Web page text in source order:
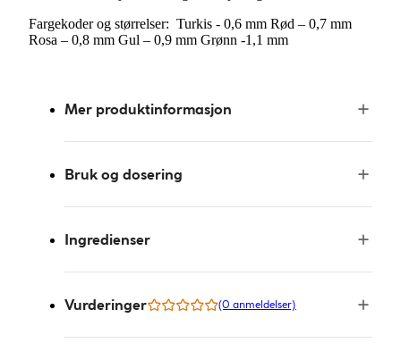
Fargekoder og størrelser: Turkis - 0,6 mm Rød – 0,7 mm
Rosa – 0,8 mm Gul – 0,9 mm Grønn -1,1 mm
Mer produktinformasjon
Bruk og dosering
Ingredienser
Vurderinger (0 anmeldelser)